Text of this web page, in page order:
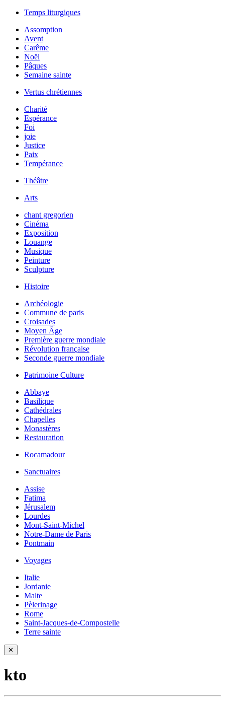
Temps liturgiques
Assomption
Avent
Carême
Noël
Pâques
Semaine sainte
Vertus chrétiennes
Charité
Espérance
Foi
joie
Justice
Paix
Tempérance
Théâtre
Arts
chant gregorien
Cinéma
Exposition
Louange
Musique
Peinture
Sculpture
Histoire
Archéologie
Commune de paris
Croisades
Moyen Âge
Première guerre mondiale
Révolution française
Seconde guerre mondiale
Patrimoine Culture
Abbaye
Basilique
Cathédrales
Chapelles
Monastères
Restauration
Rocamadour
Sanctuaires
Assise
Fatima
Jérusalem
Lourdes
Mont-Saint-Michel
Notre-Dame de Paris
Pontmain
Voyages
Italie
Jordanie
Malte
Pèlerinage
Rome
Saint-Jacques-de-Compostelle
Terre sainte
✕
kto